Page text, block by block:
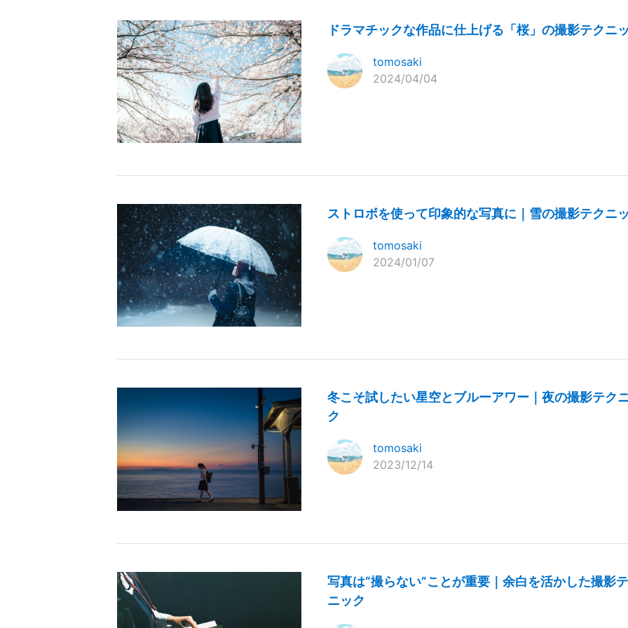
ドラマチックな作品に仕上げる「桜」の撮影テクニ
tomosaki
2024/04/04
ストロボを使って印象的な写真に｜雪の撮影テクニ
tomosaki
2024/01/07
冬こそ試したい星空とブルーアワー｜夜の撮影テク
ク
tomosaki
2023/12/14
写真は“撮らない”ことが重要｜余白を活かした撮影
ニック